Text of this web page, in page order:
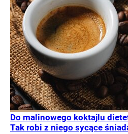
Do malinowego koktajlu
Tak robi z niego sycące